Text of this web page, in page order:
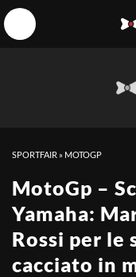
SPORTFAIR » MOTOGP
MotoGp –
Yamaha:
Rossi per le
cacciato in